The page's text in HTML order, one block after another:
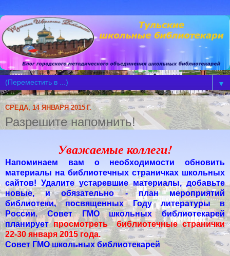
▼
СРЕДА, 14 ЯНВАРЯ 2015 Г.
Разрешите напомнить!
Уважаемые коллеги!
Напоминаем вам о необходимости обновить
материалы на библиотечных страничках школьных
сайтов! Удалите устаревшие материалы, добавьте
новые, и обязательно - план мероприятий
библиотеки, посвященных Году литературы в
России. Совет ГМО школьных библиотекарей
планирует просмотреть библиотечные странички
22-30 января 2015 года.
Совет ГМО школьных библиотекарей